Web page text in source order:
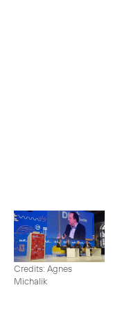
Credits: Agnes
Michalik